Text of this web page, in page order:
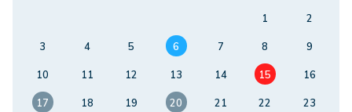
1
2
3
4 5 6 7 8
9
10
11 12 13 14 15
16
17
18 19 20 21 22
23